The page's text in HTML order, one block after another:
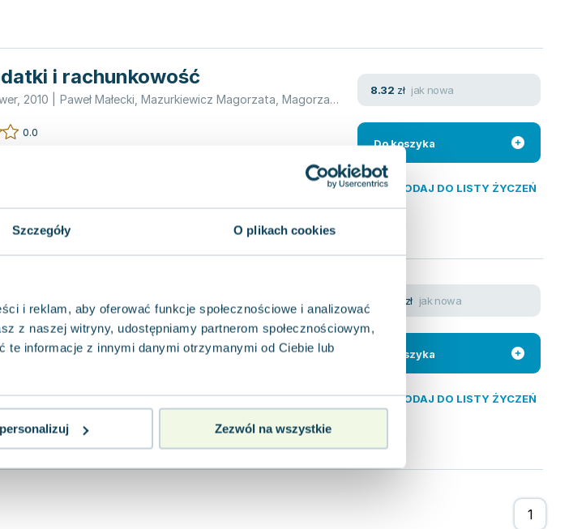
Szczegóły O plikach cookies
i reklam, aby oferować funkcje społecznościowe i analizować
z naszej witryny, udostępniamy partnerom społecznościowym,
te informacje z innymi danymi otrzymanymi od Ciebie lub
Zezwól na wszystkie
i rachunkowość
, 2010 Paweł Małecki Mazurkiewicz Magorzata MagorzataMazurkiewicz
0.0
8.32 zł jak nowa
Do koszyka
DODAJ DO LISTY ŻYCZEŃ
| Jan M. Małecki,Witold Małecki
która obejmuje całą historię Krakowa. Fascynujący
przegląd dziejów tego miasta,
zł jak nowa
Do koszyka
DODAJ DO LISTY ŻYCZEŃ